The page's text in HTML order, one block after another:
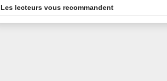
Les lecteurs vous recommandent